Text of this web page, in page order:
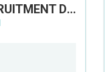
THE REPULSE BAY RECRUITMENT DAY 淺水灣影灣園人才招聘會